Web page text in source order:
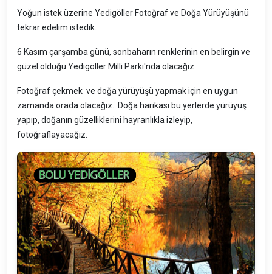
Yoğun istek üzerine Yedigöller Fotoğraf ve Doğa Yürüyüşünü
tekrar edelim istedik.
6 Kasım çarşamba günü, sonbaharın renklerinin en belirgin ve
güzel olduğu Yedigöller Milli Parkı'nda olacağız.
Fotoğraf çekmek ve doğa yürüyüşü yapmak için en uygun
zamanda orada olacağız. Doğa harikası bu yerlerde yürüyüş
yapıp, doğanın güzelliklerini hayranlıkla izleyip,
fotoğraflayacağız.